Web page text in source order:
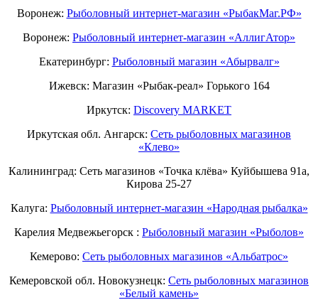
Воронеж: Рыболовный интернет-магазин «РыбакМаг.РФ»
Воронеж: Рыболовный интернет-магазин «АллигАтор»
Екатеринбург: Рыболовный магазин «Абырвалг»
Ижевск: Магазин «Рыбак-реал» Горького 164
Иркутск: Discovery MARKET
Иркутская обл. Ангарск: Сеть рыболовных магазинов
«Клево»
Калининград: Сеть магазинов «Точка клёва» Куйбышева 91а,
Кирова 25-27
Калуга: Рыболовный интернет-магазин «Народная рыбалка»
Карелия Медвежьегорск : Рыболовный магазин «Рыболов»
Кемерово: Сеть рыболовных магазинов «Альбатрос»
Кемеровской обл. Новокузнецк: Сеть рыболовных магазинов
«Белый камень»